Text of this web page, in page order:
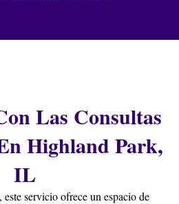
Las Consultas
Highland Park,
IL
este servicio ofrece un espacio de